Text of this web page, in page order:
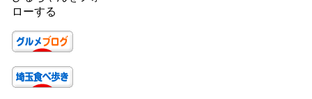
ローする